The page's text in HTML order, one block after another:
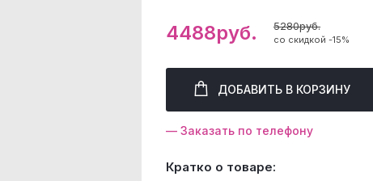
4488руб. 5280руб.
со скидкой -15%
ДОБАВИТЬ В КОРЗИНУ
— Заказать по телефону
Кратко о товаре: